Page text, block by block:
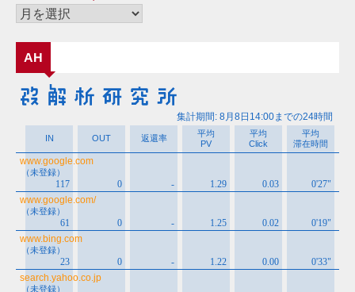
ー
ア
カ
イ
ブ
AH